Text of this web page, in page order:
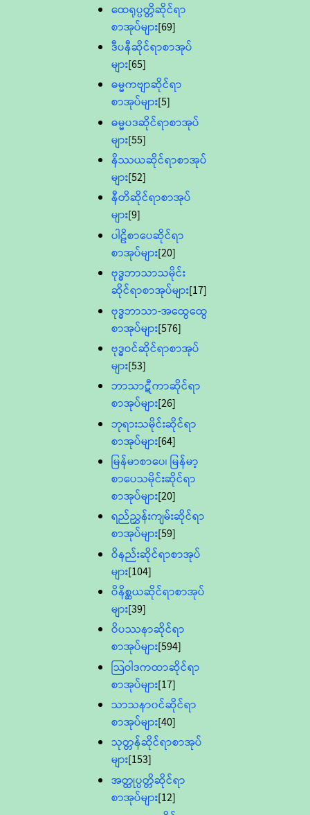
ထေရုပ္ပတ္တိဆိုင်ရာ
စာအုပ်များ[69]
ဒီပနီဆိုင်ရာစာအုပ်
များ[65]
ဓမ္မကဗျာဆိုင်ရာ
စာအုပ်များ[5]
ဓမ္မပဒဆိုင်ရာစာအုပ်
များ[55]
နိဿယဆိုင်ရာစာအုပ်
များ[52]
နီတိဆိုင်ရာစာအုပ်
များ[9]
ပါဠိစာပေဆိုင်ရာ
စာအုပ်များ[20]
ဗုဒ္ဓဘာသာသမိုင်း
ဆိုင်ရာစာအုပ်များ[17]
ဗုဒ္ဓဘာသာ-အထွေထွေ
စာအုပ်များ[576]
ဗုဒ္ဓဝင်ဆိုင်ရာစာအုပ်
များ[53]
ဘာသာဋီကာဆိုင်ရာ
စာအုပ်များ[26]
ဘုရားသမိုင်းဆိုင်ရာ
စာအုပ်များ[64]
မြန်မာစာပေ၊ မြန်မာ့
စာပေသမိုင်းဆိုင်ရာ
စာအုပ်များ[20]
ရည်ညွှန်းကျမ်းဆိုင်ရာ
စာအုပ်များ[59]
ဝိနည်းဆိုင်ရာစာအုပ်
များ[104]
ဝိနိစ္ဆယဆိုင်ရာစာအုပ်
များ[39]
ဝိပဿနာဆိုင်ရာ
စာအုပ်များ[594]
သြဝါဒကထာဆိုင်ရာ
စာအုပ်များ[17]
သာသနာ၀င်ဆိုင်ရာ
စာအုပ်များ[40]
သုတ္တန်ဆိုင်ရာစာအုပ်
များ[153]
အတ္ထုပ္ပတ္တိဆိုင်ရာ
စာအုပ်များ[12]